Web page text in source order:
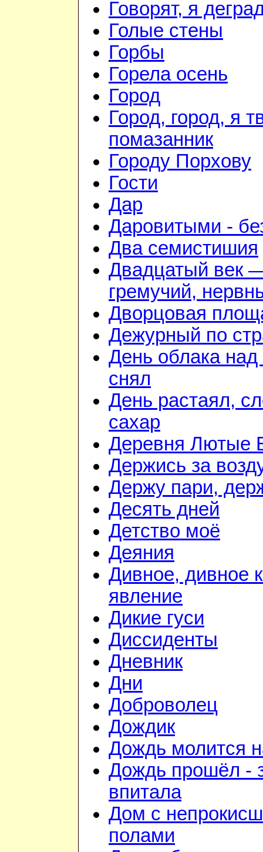
Говорят, я
Голые стены
Горбы
Горела осень
Город
Город, город, я
помазанник
Городу Порхову
Гости
Дар
Даровитыми -
Два семистишия
Двадцатый век
гремучий,
Дворцовая
Дежурный по
День облака
снял
День растаял,
сахар
Деревня Лютые
Держись за
Держу пари,
Десять дней
Детство моё
Деяния
Дивное, дивное
явление
Дикие гуси
Диссиденты
Дневник
Дни
Доброволец
Дождик
Дождь молится
Дождь прошёл -
впитала
Дом с
полами